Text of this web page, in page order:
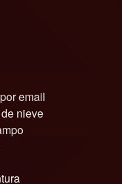
email
nieve